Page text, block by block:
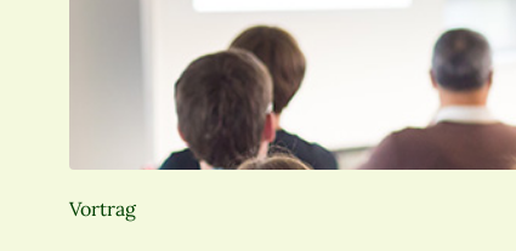
Vortrag